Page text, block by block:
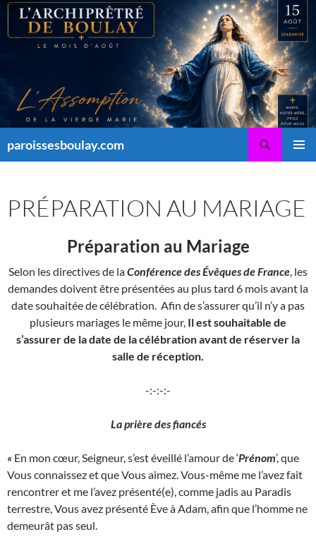
Aller
contenu
paroissesboulay.com
PRÉPARATION AU MARIAGE
Préparation au Mariage
Selon les directives de laConférence des Évêques de France, les
demandes doivent être présentées au plus tard 6 mois avant la
date souhaitée de célébration. Afin de s’assurer qu’il n’y a pas
plusieurs mariages le même jour, Il est souhaitable de
s’assurer de la date de la célébration avant de réserver la
salle de réception.
-:-:-:-
La prière des fiancés
« En mon cœur, Seigneur, s’est éveillé l’amour de ‘Prénom’, que
Vous connaissez et que Vous aimez. Vous-même me l’avez fait
rencontrer et me l’avez présenté(e), comme jadis au Paradis
terrestre, Vous avez présenté Ève à Adam, afin que l’homme ne
demeurât pas seul.